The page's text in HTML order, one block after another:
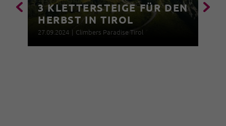
3 KLETTERSTEIGE FÜR DEN
HERBST IN TIROL
27.09.2024 | Climbers Paradise Tirol